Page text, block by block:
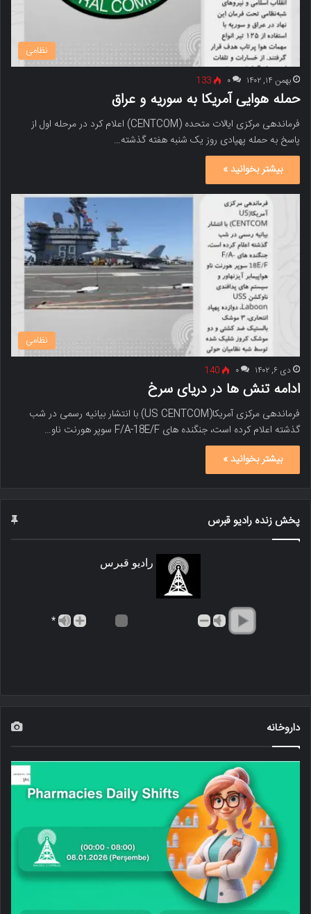
نظامی
بهمن ۱۴, ۱۴۰۲ ۰ 133
حمله هوایی آمریکا به سوریه و عراق
فرماندهی مرکزی ایالات متحده (CENTCOM) اعلام کرد در مرحله اول از
پاسخ به حمله پهپادی روز یک شنبه هفته گذشته…
بیشتر بخوانید »
نظامی
دی ۶, ۱۴۰۲ ۰ 140
ادامه تنش ها در دریای سرخ
فرماندهی مرکزی آمریکا(US CENTCOM) با انتشار بیانیه رسمی در شب
گذشته اعلام کرده است، جنگنده های F/A-18E/F سوپر هورنت ناو…
بیشتر بخوانید »
پخش زنده رادیو قبرس
رادیو قبرس
*
داروخانه